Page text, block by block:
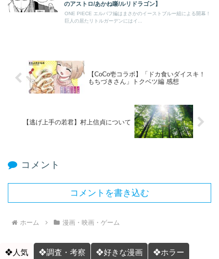
のアストロ/あかね噺/ルリドラゴン】
ONE PIECE エルバフ編はまさかのイーストブルー組による開幕！
巨人の居たリトルガーデンにはイ...
【CoCo壱コラボ】「ドカ食いダイスキ！
もちづきさん」トクベツ編 感想
【逃げ上手の若君】村上信貞について
コメント
コメントを書き込む
ホーム 漫画・映画・ゲーム
❖人気 ❖調査・考察 ❖好きな漫画 ❖ホラー